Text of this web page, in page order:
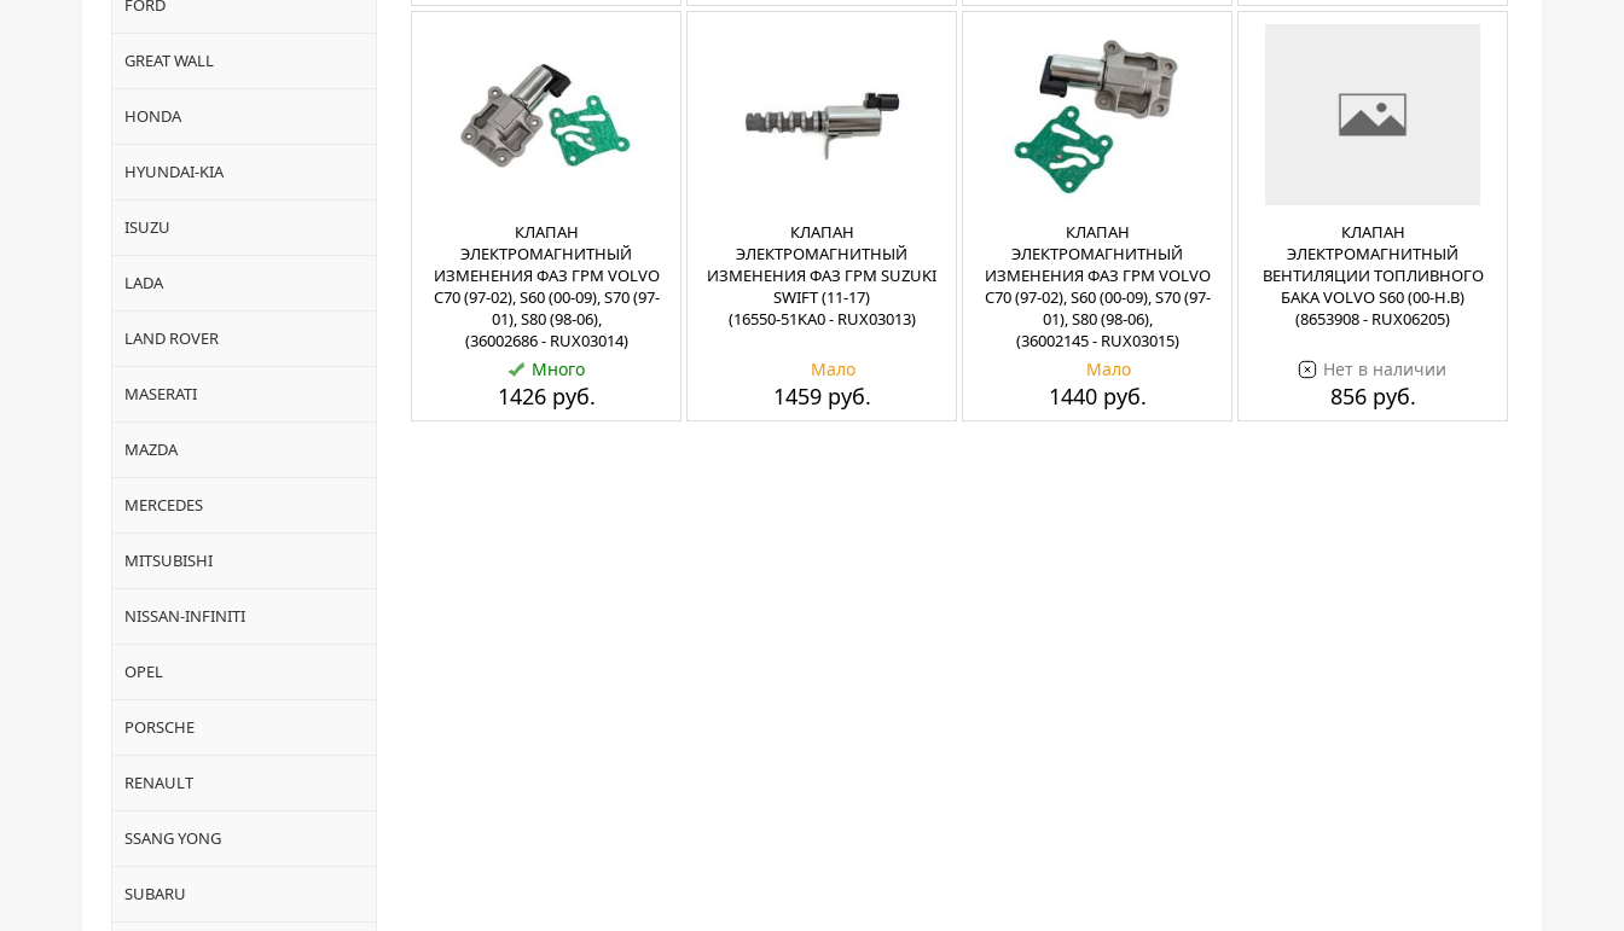
FORD
GREAT WALL
HONDA
HYUNDAI-KIA
ISUZU
LADA
LAND ROVER
MASERATI
MAZDA
MERCEDES
MITSUBISHI
NISSAN-INFINITI
OPEL
PORSCHE
RENAULT
SSANG YONG
SUBARU
КЛАПАН
ЭЛЕКТРОМАГНИТНЫЙ
ИЗМЕНЕНИЯ ФАЗ ГРМ VOLVO
C70 (97-02), S60 (00-09), S70 (97-
01), S80 (98-06),
(36002686 - RUX03014)
Много
1426 руб.
КЛАПАН
ЭЛЕКТРОМАГНИТНЫЙ
ИЗМЕНЕНИЯ ФАЗ ГРМ SUZUKI
SWIFT (11-17)
(16550-51KA0 - RUX03013)
Мало
1459 руб.
КЛАПАН
ЭЛЕКТРОМАГНИТНЫЙ
ИЗМЕНЕНИЯ ФАЗ ГРМ VOLVO
C70 (97-02), S60 (00-09), S70 (97-
01), S80 (98-06),
(36002145 - RUX03015)
Мало
1440 руб.
КЛАПАН
ЭЛЕКТРОМАГНИТНЫЙ
ВЕНТИЛЯЦИИ ТОПЛИВНОГО
БАКА VOLVO S60 (00-Н.В)
(8653908 - RUX06205)
Нет в наличии
856 руб.